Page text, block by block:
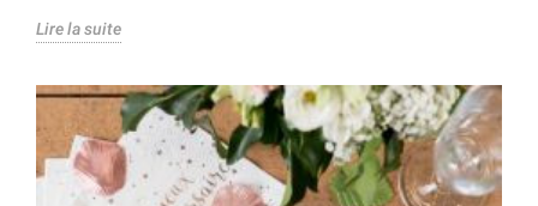
Lire la suite